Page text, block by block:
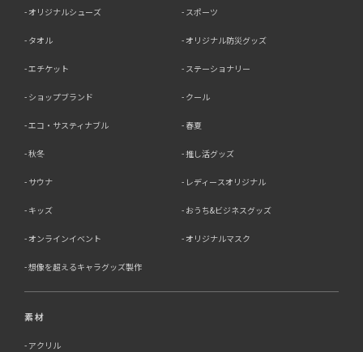
オリジナルシューズ スポーツ
タオル オリジナル防災グッズ
エチケット ステーショナリー
ショップブランド クール
エコ・サスティナブル 春夏
秋冬 推し活グッズ
サウナ レディースオリジナル
キッズ おうち&ビジネスグッズ
オンラインイベント オリジナルマスク
想像を超えるキャラグッズ製作
素材
アクリル